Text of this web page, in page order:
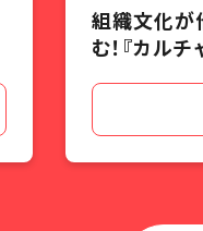
組織文化が
む！『カル